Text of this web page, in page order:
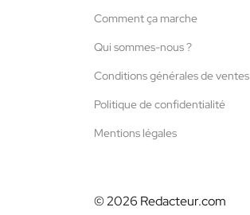
Comment ça marche
Qui sommes-nous ?
Conditions générales de ventes
Politique de confidentialité
Mentions légales
© 2026 Redacteur.com